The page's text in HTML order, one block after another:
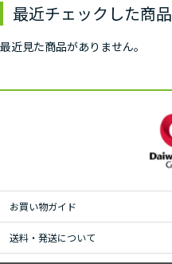
最近チェックした商品
最近見た商品がありません。
お買い物ガイド
送料・発送について